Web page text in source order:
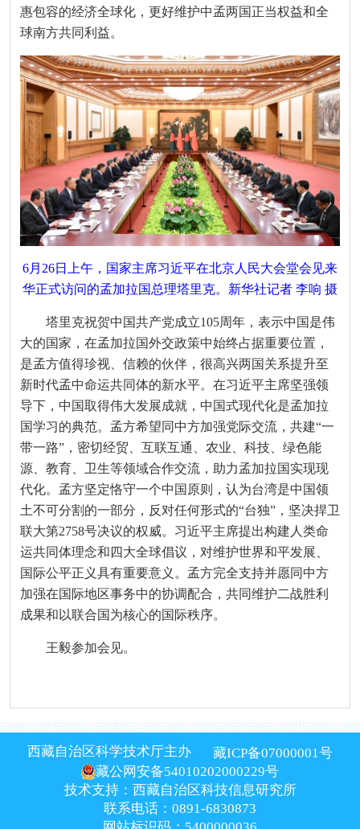
惠包容的经济全球化，更好维护中孟两国正当权益和全
球南方共同利益。
6月26日上午，国家主席习近平在北京人民大会堂会见来
华正式访问的孟加拉国总理塔里克。新华社记者 李响 摄
塔里克祝贺中国共产党成立105周年，表示中国是伟
大的国家，在孟加拉国外交政策中始终占据重要位置，
是孟方值得珍视、信赖的伙伴，很高兴两国关系提升至
新时代孟中命运共同体的新水平。在习近平主席坚强领
导下，中国取得伟大发展成就，中国式现代化是孟加拉
国学习的典范。孟方希望同中方加强党际交流，共建“一
带一路”，密切经贸、互联互通、农业、科技、绿色能
源、教育、卫生等领域合作交流，助力孟加拉国实现现
代化。孟方坚定恪守一个中国原则，认为台湾是中国领
土不可分割的一部分，反对任何形式的“台独”，坚决捍卫
联大第2758号决议的权威。习近平主席提出构建人类命
运共同体理念和四大全球倡议，对维护世界和平发展、
国际公平正义具有重要意义。孟方完全支持并愿同中方
加强在国际地区事务中的协调配合，共同维护二战胜利
成果和以联合国为核心的国际秩序。
王毅参加会见。
西藏自治区科学技术厅主办
藏ICP备07000001号
藏公网安备54010202000229号
技术支持：西藏自治区科技信息研究所
联系电话：0891-6830873